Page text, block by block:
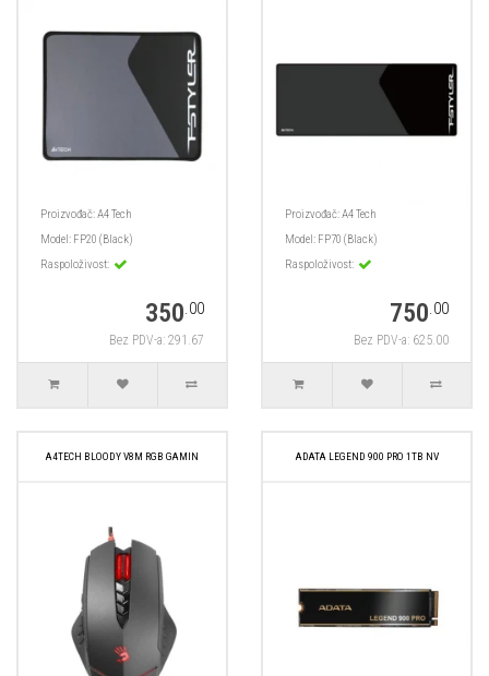
Proizvođač:A4 Tech
Model: FP20 (Black)
Raspoloživost:
350.00
Bez PDV-a: 291.67
Proizvođač:A4 Tech
Model: FP70 (Black)
Raspoloživost:
750.00
Bez PDV-a: 625.00
A4TECH BLOODY V8M RGB GAMIN ADATA LEGEND 900 PRO 1TB NV